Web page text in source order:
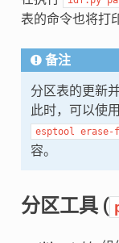
表的命令也将打
备注
分区表的更新
此时，可以使用
esptool erase-
容。
分区工具 (